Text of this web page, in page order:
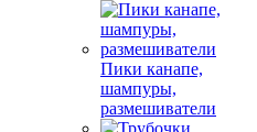
Пики канапе,
шампуры,
размешиватели